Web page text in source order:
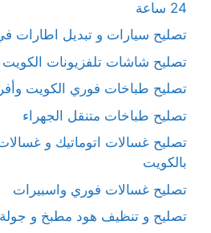
24 ساعة
تصليح سيارات و تبديل اطارات في
تصليح شاشات تلفزيونات الكويت
تصليح طباخات فوري الكويت
تصليح طباخات متنقل الجهراء
تصليح غسالات اتوماتيك و
بالكويت
تصليح غسالات فوري واسبيرات
تصليح و تنظيف هود مطبخ و